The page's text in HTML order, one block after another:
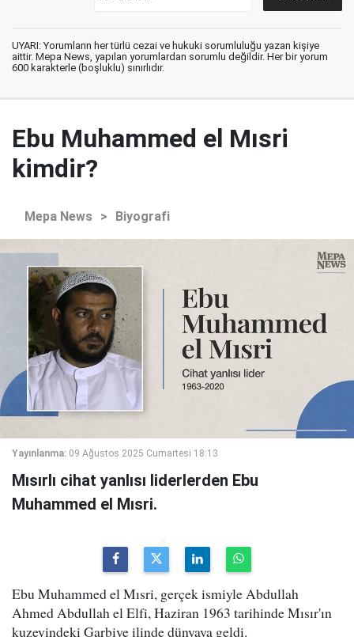
UYARI: Yorumların her türlü cezai ve hukuki sorumluluğu yazan kişiye
aittir. Mepa News, yapılan yorumlardan sorumlu değildir. Her bir yorum
600 karakterle (boşluklu) sınırlıdır.
Ebu Muhammed el Mısri
kimdir?
Mepa News > Biyografi
Yayınlanma: 09 Ağustos 2025 Cumartesi 18:13
Mısırlı cihat yanlısı liderlerden Ebu
Muhammed el Mısri.
Ebu Muhammed el Mısri, gerçek ismiyle Abdullah
Ahmed Abdullah el Elfi, Haziran 1963 tarihinde Mısır'ın
kuzeyindeki Garbiye ilinde dünyaya geldi.